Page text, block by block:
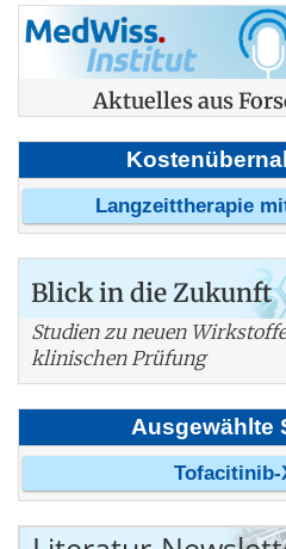
Aktuelles aus
Langzeittherapie
Blick in die Zukunft
Studien zu neuen
klinischen Prüfung
Ausgewählte
Tofacitinib-